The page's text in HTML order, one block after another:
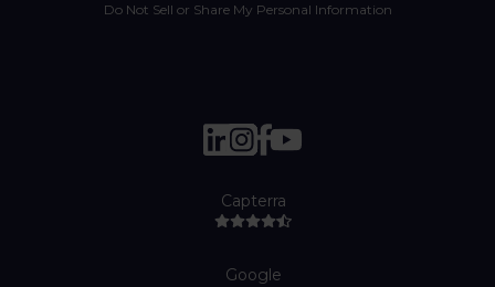
Do Not Sell or Share My Personal Information
Capterra
Google